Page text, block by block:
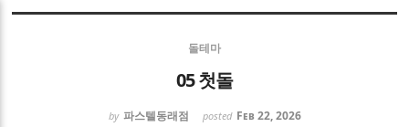
돌테마
05 첫돌
by 파스텔동래점 posted Feb 22, 2026
Sketchbook5, 스케치북5